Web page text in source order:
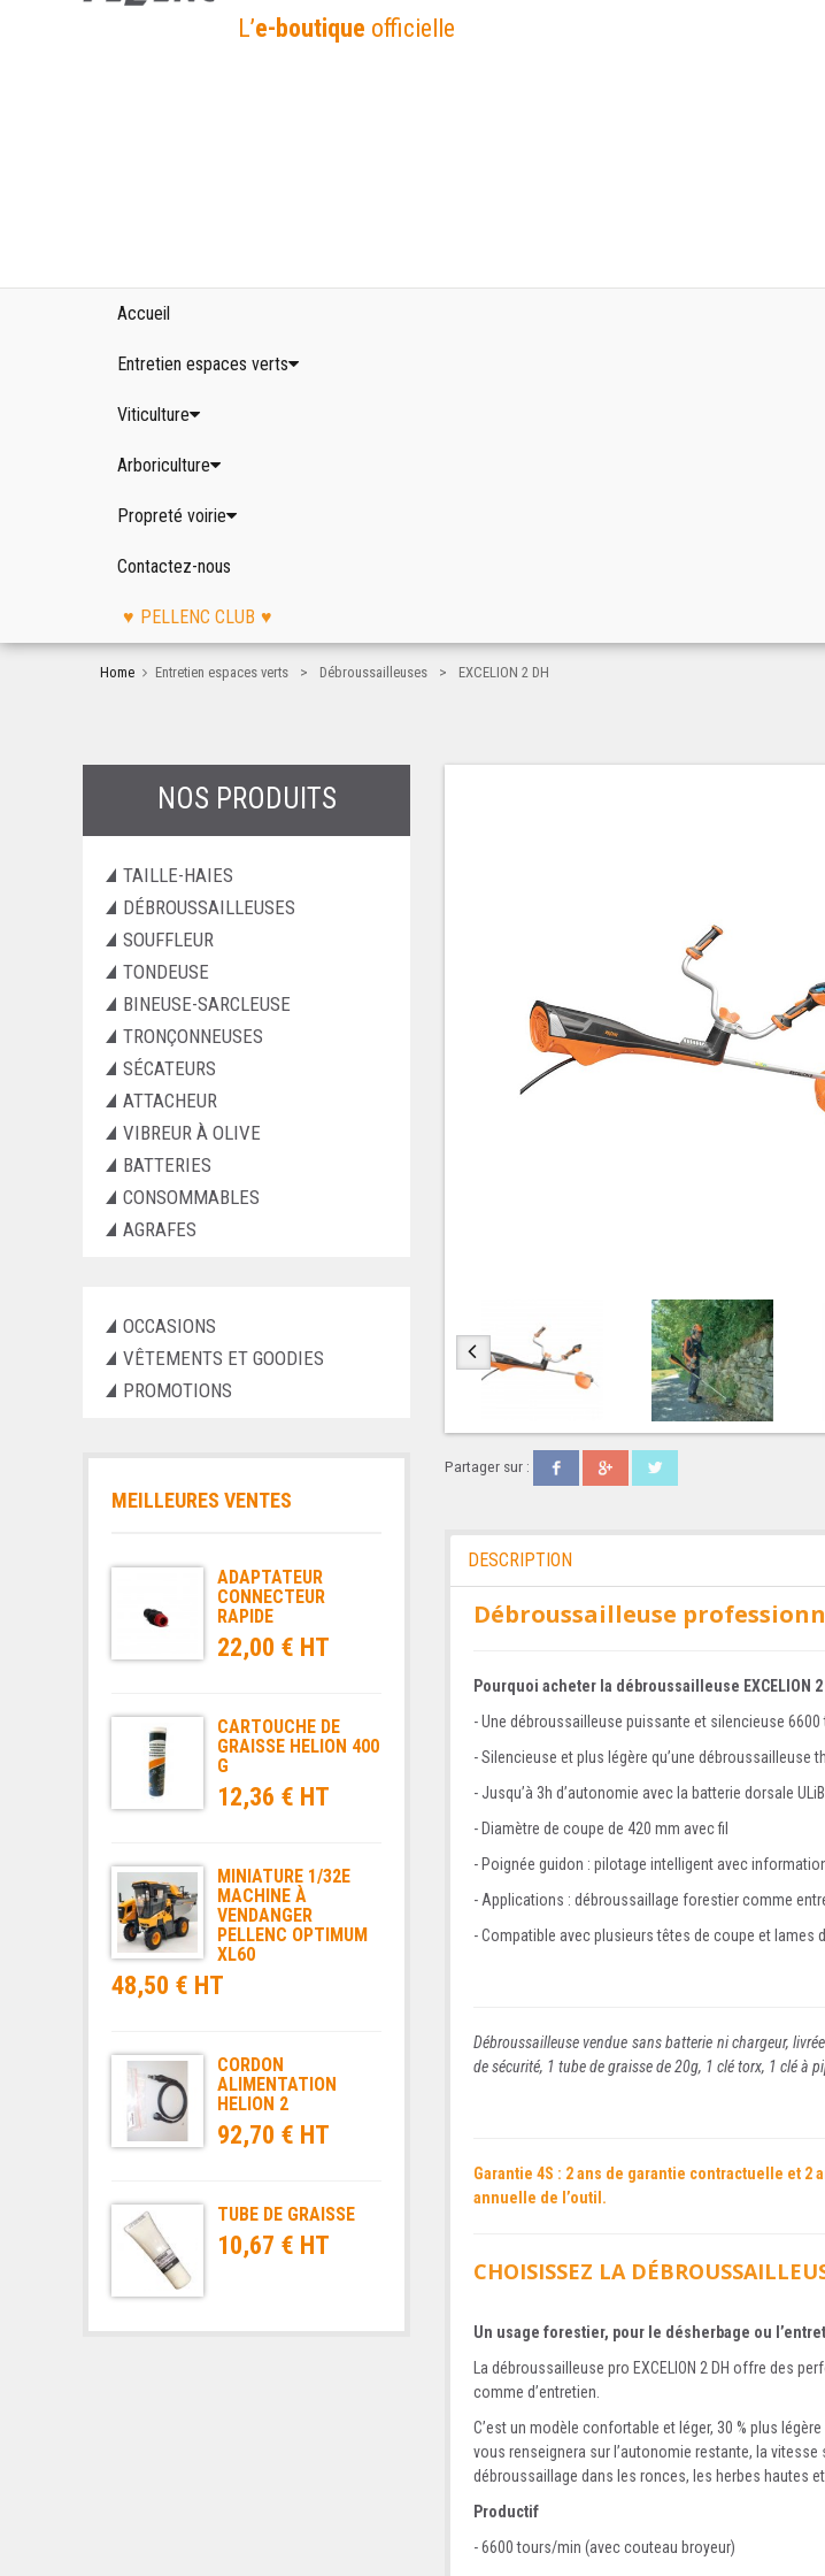
L’e-boutique officielle
Accueil
Entretien espaces verts
Viticulture
Arboriculture
Propreté voirie
Contactez-nous
PELLENC CLUB
Home Entretien espaces verts > Débroussailleuses > EXCELION 2 DH
NOS PRODUITS
TAILLE-HAIES
DÉBROUSSAILLEUSES
SOUFFLEUR
TONDEUSE
BINEUSE-SARCLEUSE
TRONÇONNEUSES
SÉCATEURS
ATTACHEUR
VIBREUR À OLIVE
BATTERIES
CONSOMMABLES
AGRAFES
OCCASIONS
VÊTEMENTS ET GOODIES
PROMOTIONS
MEILLEURES VENTES
ADAPTATEUR
CONNECTEUR
RAPIDE
22,00 € HT
CARTOUCHE DE
GRAISSE HELION 400
G
12,36 € HT
MINIATURE 1/32E
MACHINE À
VENDANGER
PELLENC OPTIMUM
XL60
48,50 € HT
CORDON
ALIMENTATION
HELION 2
92,70 € HT
TUBE DE GRAISSE
10,67 € HT
Partager sur :
DESCRIPTION
Débroussailleuse
Pourquoi acheter la débroussailleuse EXCELION 2
- Une débroussailleuse puissante et silencieuse
- Silencieuse et plus légère qu’une débroussailleuse
- Jusqu’à 3h d’autonomie avec la batterie dorsale
- Diamètre de coupe de 420 mm avec fil
- Poignée guidon : pilotage intelligent avec
- Applications : débroussaillage forestier comme
- Compatible avec plusieurs têtes de coupe et lames
Débroussailleuse vendue sans batterie ni chargeur,
de sécurité, 1 tube de graisse de 20g, 1 clé torx, 1 clé à
Garantie 4S : 2 ans de garantie contractuelle et
annuelle de l’outil.
CHOISISSEZ LA
Un usage forestier, pour le désherbage ou
La débroussailleuse pro EXCELION 2 DH offre des
comme d’entretien.
C’est un modèle confortable et léger, 30 % plus
vous renseignera sur l’autonomie restante, la
débroussaillage dans les ronces, les herbes hautes et
Productif
- 6600 tours/min (avec couteau broyeur)